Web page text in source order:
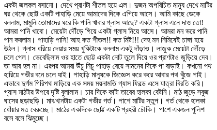
একটা জলকল বসানো। দেখে প্রাণটা শীতল হয়ে এল। দুজন অপরিচিত মানুষ দেখে মাটির
ঘর থেকে ছোট্ট একটি পাহাড়ি মেয়ে আমাদের দিকে এগিয়ে আসে। আমি কাছে ডেকে
বললাম, মামুনি তোমাদের ঘরে কি পানি খাবার গ্লাস আছে? একটা গ্লাস এনে দাও তো!
আমরা পানি খাবো। মেয়েটা দৌঁড়ে গিয়ে একটা গ্লাস নিয়ে আসে। আমরা মন ভরে পানি
পান করলাম। পাহাড়ি পানি! আহ কত শীতল!! কত মিষ্ট!!! দেহ মন নিমিষেই চাঙ্গা হয়ে
উঠল। গ্লাস ধরিয়ে দেয়ার সময় খুকিটাকে বললাম একটু দাঁড়াও। লাজুক মেয়েটা দৌঁড়ে
চলে গেল। ভেবেছিলাম ওর হাতে ছোট্ট একটা নোট তুলে দিয়ে ওর প্রাণটাও জুড়িয়ে দেব।
তা আর হল না। এরপর আমরা উঁচু নিচু পাহাড় বেয়ে সামনের দিকে পা বাড়াই। কখনো পথ
হারিয়ে গভীর বনে চলে যাই। পাহাড়ি মানুষকে জিজ্ঞেস করে করে আবার পথ খুঁজে পাই।
এভাবে দুর্গম গিরিপথ মাড়িয়ে এক সময় ময়নামতি গ্যাস ফিল্ডে এসে যাত্রা বিরতি করি।
গ্যাস মাঠটার উপরে দৃষ্টি বুলালাম। চার দিকে কাটা তারের হালকা বেষ্টনি। মাঠ জুড়ে সবুজ
ঘাসের ছড়াছড়ি। মাঝখানটায় একটা গভীর গর্ত। পাশে মাটির স্তুপ। গর্ত থেকে হালকা
ধোঁয়ার মত বেরুচ্ছে। মাঠের একদিকে ছোট্ট একটি প্রহরী চৌকি। পাশে একজন পুলিশ
বসে বসে ঝিমুচ্ছে।